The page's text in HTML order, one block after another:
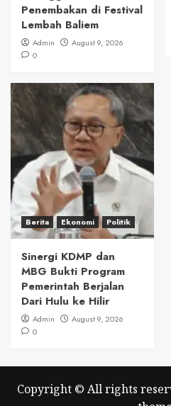
Penembakan di Festival
Lembah Baliem
Admin
August 9, 2026
0
Berita Ekonomi Politik
Sinergi KDMP dan
MBG Bukti Program
Pemerintah Berjalan
Dari Hulu ke Hilir
Admin
August 9, 2026
0
Copyright © All rights